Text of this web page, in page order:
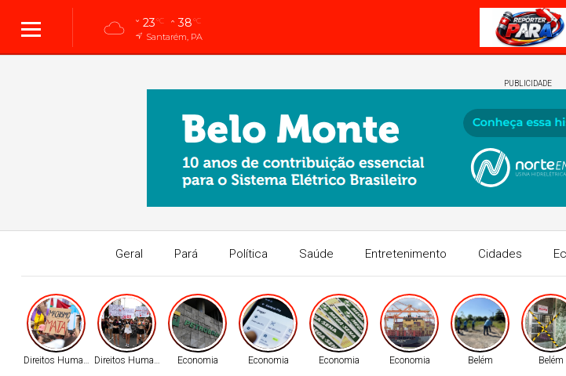
23°C 38°C
Santarém, PA
PUBLICIDADE
Geral Pará Política Saúde Entretenimento Cidades
Direitos HumanosDireitos Humanos Economia Economia Economia Economia Belém Belém